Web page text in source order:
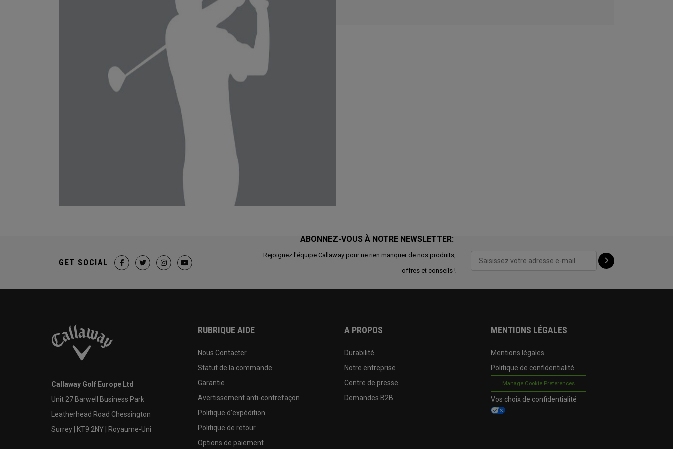
ABONNEZ-VOUS À NOTRE NEWSLETTER:
Rejoignez l'équipe Callaway pour ne rien manquer de nos produits,
offres et conseils !
GET SOCIAL
Callaway Golf Europe Ltd
Unit 27 Barwell Business Park
Leatherhead Road Chessington
Surrey | KT9 2NY | Royaume-Uni
RUBRIQUE AIDE
Nous Contacter
Statut de la commande
Garantie
Avertissement anti-contrefaçon
Politique d'expédition
Politique de retour
Options de paiement
A PROPOS
Durabilité
Notre entreprise
Centre de presse
Demandes B2B
MENTIONS LÉGALES
Mentions légales
Politique de confidentialité
Manage Cookie Preferences
Vos choix de confidentialité